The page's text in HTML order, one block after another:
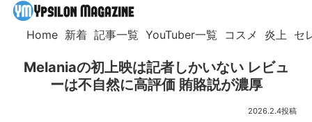
Home 新着 記事一覧 YouTuber一覧 コスメ 炎上 セ
Melaniaの初上映は記者しかいない レビュ
ーは不自然に高評価 賄賂説が濃厚
2026.2.4